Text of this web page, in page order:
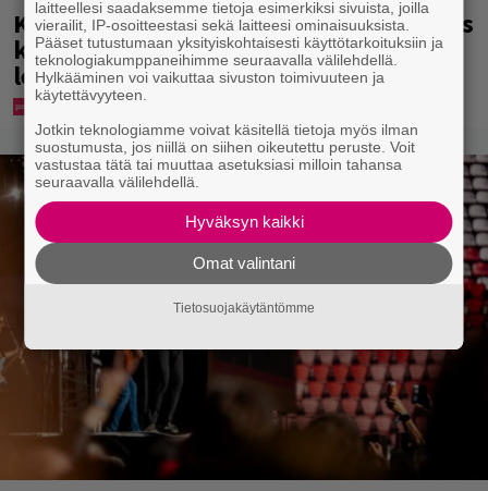
Karita Tykän ja Sami Saikkosen rakkaus
kukoistaa – vähäpukeista hempeilyä ja
leveitä virnistyksiä laiturilla
laitteellesi saadaksemme tietoja esimerkiksi sivuista, joilla
vierailit, IP-osoitteestasi sekä laitteesi ominaisuuksista.
Pääset tutustumaan yksityiskohtaisesti käyttötarkoituksiin ja
teknologiakumppaneihimme seuraavalla välilehdellä.
Hylkääminen voi vaikuttaa sivuston toimivuuteen ja
käytettävyyteen.
Jotkin teknologiamme voivat käsitellä tietoja myös ilman
suostumusta, jos niillä on siihen oikeutettu peruste. Voit
vastustaa tätä tai muuttaa asetuksiasi milloin tahansa
seuraavalla välilehdellä.
Hyväksyn kaikki
Omat valintani
Tietosuojakäytäntömme